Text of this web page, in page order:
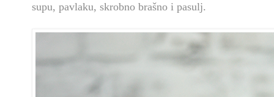
supu, pavlaku, skrobno brašno i pasulj.